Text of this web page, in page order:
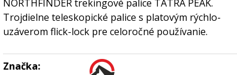
NORTHFINDER trekingové palice TATRA PEAK.
Trojdielne teleskopické palice s platovým rýchlo-
uzáverom flick-lock pre celoročné používanie.
Značka: